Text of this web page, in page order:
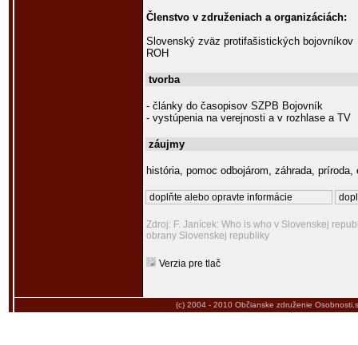
Členstvo v združeniach a organizáciách:
Slovenský zväz protifašistických bojovníkov
ROH
tvorba
- články do časopisov SZPB Bojovník
- vystúpenia na verejnosti a v rozhlase a TV
záujmy
história, pomoc odbojárom, záhrada, príroda,
doplňte alebo opravte informácie
Zdroj: F. Janícek: Who is who v Slovenskej
obrany Slovenskej republiky
Verzia pre tlač
(c) 2004 - 2010 Občianske združenie